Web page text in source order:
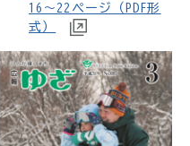
16～22ページ（PDF形
式）